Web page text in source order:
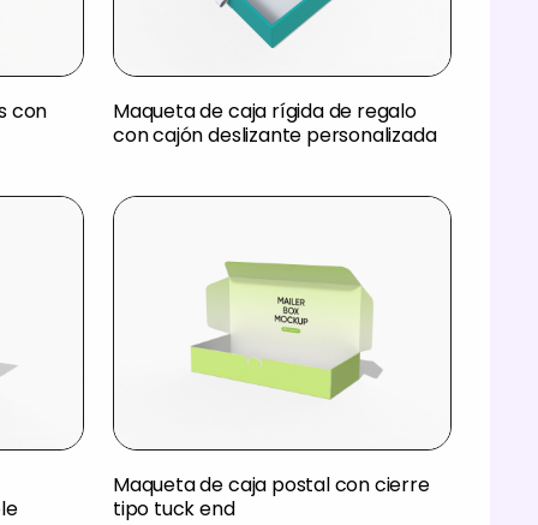
con
Maqueta de caja rígida de regalo
con cajón deslizante personalizada
Maqueta de caja postal con cierre
tipo tuck end